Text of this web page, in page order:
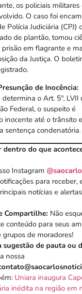
os policiais
O caso foi
Polícia Judiciária (CPJ)
de plantão, tomou
prisão em flagrante e
da Justiça. O
de Inocência:
o Art. 5º, LVII
Federal, o suspeito é
inocente até o trânsito
sentença condenatória.
dentro do que
Instagram
para receber,
notícias e
Compartilhe: Não
conteúdo para seus
grupos de moradores!
sugestão de pauta ou
nossa
Uniara inaugura
inédita na região em